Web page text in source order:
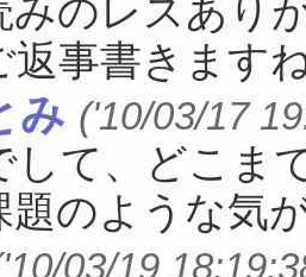
みのレスあり
返事書きます
み ('10/03/17
して、どこま
題のような気
03/19